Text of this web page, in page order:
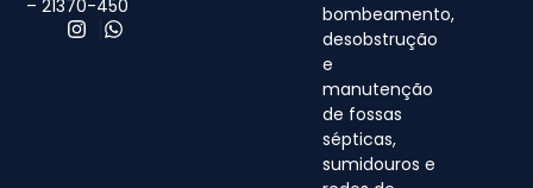
– 21370-450
bombeamento,
desobstrução
e
manutenção
de fossas
sépticas,
sumidouros e